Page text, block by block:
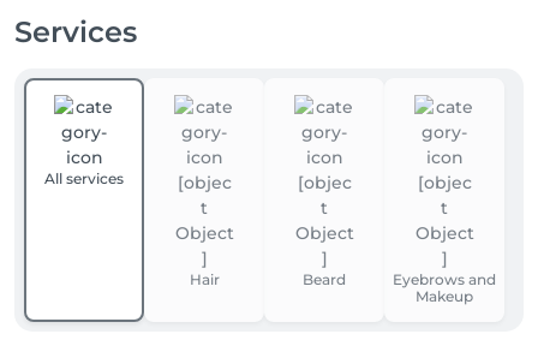
Services
All services
Hair Beard
Eyebrows and
Makeup